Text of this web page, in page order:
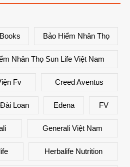
Bảo Hiểm Nhân Thọ
Nhân Thọ Sun Life Việt Nam
Fv Creed Aventus
Loan Edena FV
Generali Việt Nam
Herbalife Nutrition